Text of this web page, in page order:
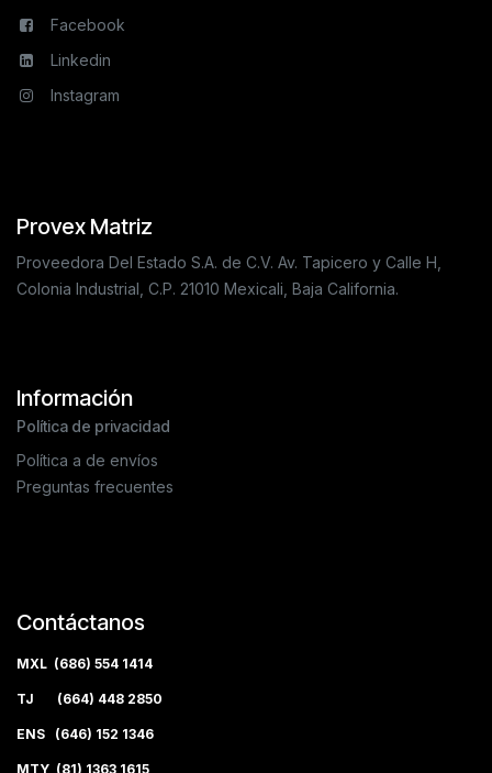
Facebook
Linkedin
Instagram
Provex Matriz
Proveedora Del Estado S.A. de C.V. Av. Tapicero y Calle H,
Colonia Industrial, C.P. 21010 Mexicali, Baja California.
Información
Política de privacidad
Política a de envíos
Preguntas frecuentes
Contáctanos
MXL (686) 554 1414
TJ (664) 448 2850
ENS (646) 152 1346
MTY (81) 1363 1615